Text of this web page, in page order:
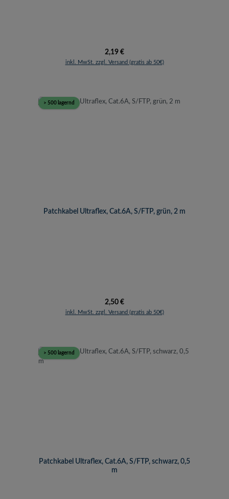
Regulärer Preis:
2,19 €
inkl. MwSt. zzgl. Versand (gratis ab 50€)
> 500 lagernd
Patchkabel Ultraflex, Cat.6A, S/FTP, grün, 2 m
Regulärer Preis:
2,50 €
inkl. MwSt. zzgl. Versand (gratis ab 50€)
> 500 lagernd
Patchkabel Ultraflex, Cat.6A, S/FTP, schwarz, 0,5
m